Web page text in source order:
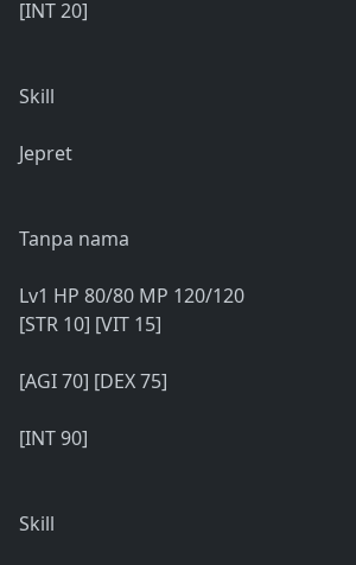
[INT 20]
Skill
Jepret
Tanpa nama
Lv1 HP 80/80 MP 120/120
[STR 10] [VIT 15]
[AGI 70] [DEX 75]
[INT 90]
Skill